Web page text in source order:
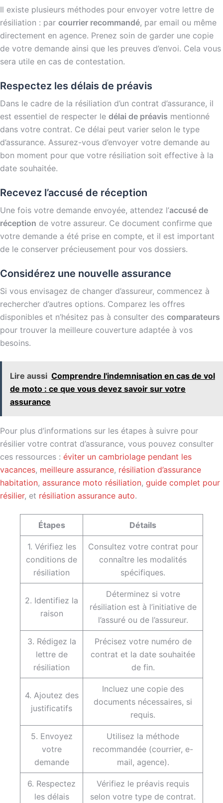
Il existe plusieurs méthodes pour envoyer votre lettre de
résiliation : par courrier recommandé, par email ou même
directement en agence. Prenez soin de garder une copie
de votre demande ainsi que les preuves d’envoi. Cela vous
sera utile en cas de contestation.
Respectez les délais de préavis
Dans le cadre de la résiliation d’un contrat d’assurance, il
est essentiel de respecter le délai de préavis mentionné
dans votre contrat. Ce délai peut varier selon le type
d’assurance. Assurez-vous d’envoyer votre demande au
bon moment pour que votre résiliation soit effective à la
date souhaitée.
Recevez l’accusé de réception
Une fois votre demande envoyée, attendez l’accusé de
réception de votre assureur. Ce document confirme que
votre demande a été prise en compte, et il est important
de le conserver précieusement pour vos dossiers.
Considérez une nouvelle assurance
Si vous envisagez de changer d’assureur, commencez à
rechercher d’autres options. Comparez les offres
disponibles et n’hésitez pas à consulter des comparateurs
pour trouver la meilleure couverture adaptée à vos
besoins.
Lire aussi Comprendre l'indemnisation en cas de vol
de moto : ce que vous devez savoir sur votre
assurance
Pour plus d’informations sur les étapes à suivre pour
résilier votre contrat d’assurance, vous pouvez consulter
ces ressources : éviter un cambriolage pendant les
vacances, meilleure assurance, résiliation d’assurance
habitation, assurance moto résiliation, guide complet pour
résilier, et résiliation assurance auto.
Étapes Détails
1. Vérifiez les
conditions de
résiliation
Consultez votre contrat pour
connaître les modalités
spécifiques.
2. Identifiez la
raison
Déterminez si votre
résiliation est à l’initiative de
l’assuré ou de l’assureur.
3. Rédigez la
lettre de
résiliation
Précisez votre numéro de
contrat et la date souhaitée
de fin.
4. Ajoutez des
justificatifs
Incluez une copie des
documents nécessaires, si
requis.
5. Envoyez
votre
demande
Utilisez la méthode
recommandée (courrier, e-
mail, agence).
6. Respectez
les délais
Vérifiez le préavis requis
selon votre type de contrat.